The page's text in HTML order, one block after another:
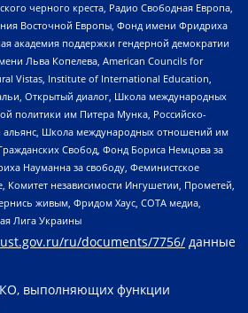
черного креста, Радио Свободная Европа,
Восточной Европы, Фонд имени Фридриха
академия поддержки гендерной демократии
Льва Копелева, American Councils for
Vistas, Institute of International Education,
Открытый диалог, Школа международных
политики им Питера Мунка, Российско-
альянс, Школа международных отношений им
Свобод, Фонд Бориса Немцова за
Науманна за свободу, Феминистское
Комитет независимости Ингушетии, Прометей,
живым, Фридом Хаус, СОТА медиа,
Лига Украины
ru/documents/7756/ данные
выполняющих функции